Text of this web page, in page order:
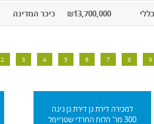
כללי ₪13,700,000 כיכר המדינה
2 3 4 5 6 7 8 9
למכירה דירת גן דירת גן גינה
300 מר' הלוח החרדי שטריימל